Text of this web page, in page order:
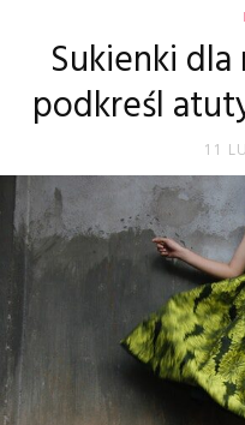
Sukienki
podkreśl
11